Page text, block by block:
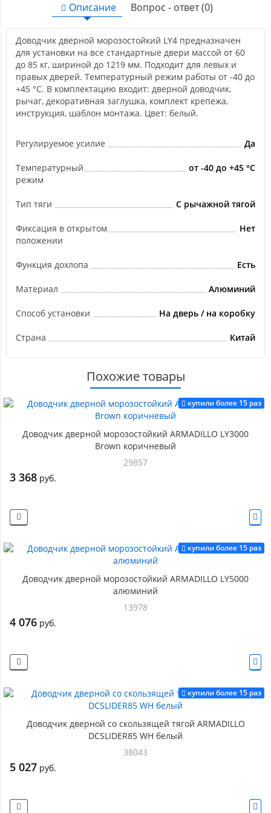
Описание Вопрос - ответ (0)
Доводчик дверной морозостойкий LY4 предназначен
для установки на все стандартные двери массой от 60
до 85 кг, шириной до 1219 мм. Подходит для левых и
правых дверей. Температурный режим работы от -40 до
+45 °С. В комплектацию входит: дверной доводчик,
рычаг, декоративная заглушка, комплект крепежа,
инструкция, шаблон монтажа. Цвет: белый.
Регулируемое усилие Да
Температурный
режим
от -40 до +45 °С
Тип тяги С рычажной тягой
Фиксация в открытом
положении
Нет
Функция дохлопа Есть
Материал Алюминий
Способ установки На дверь / на коробку
Страна Китай
Похожие товары
купили более 15 раз
Доводчик дверной морозостойкий ARMADILLO LY3000
Brown коричневый
29857
3 368 руб.
купили более 15 раз
Доводчик дверной морозостойкий ARMADILLO LY5000
алюминий
13978
4 076 руб.
купили более 15 раз
Доводчик дверной со скользящей тягой ARMADILLO
DCSLIDER85 WH белый
38043
5 027 руб.